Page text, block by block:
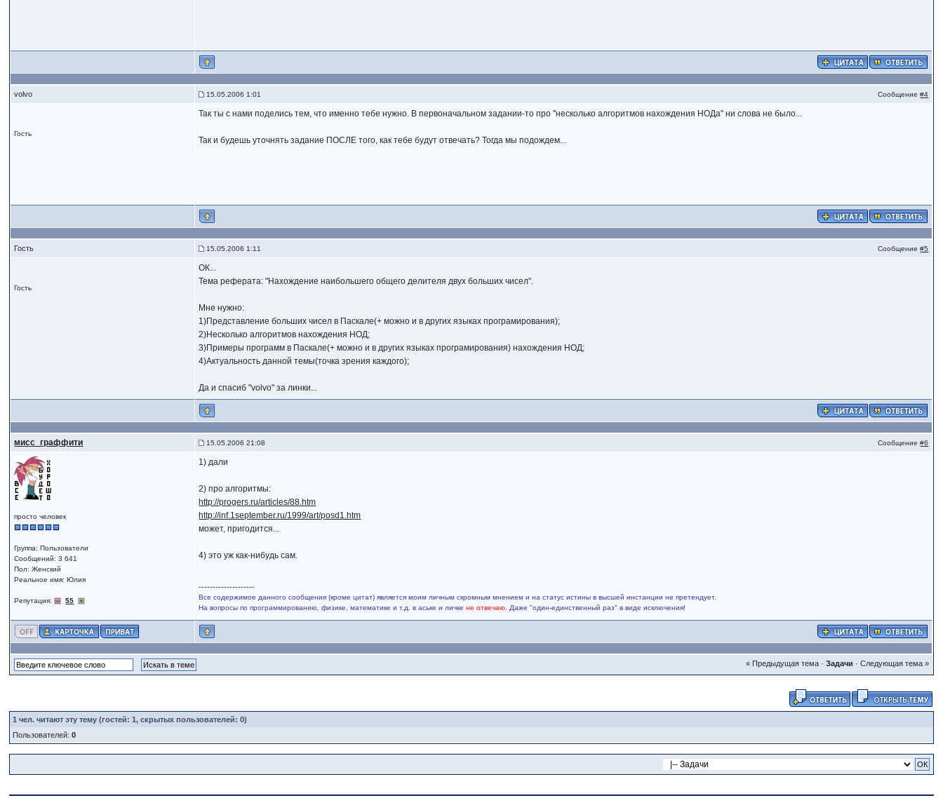
volvo 15.05.2006 1:01 Сообщение#4
Гость
Так ты с нами поделись тем, что именно тебе нужно. В первоначальном задании-то про "несколько алгоритмов нахождения НОДа" ни слова не было...
Так и будешь уточнять задание ПОСЛЕ того, как тебе будут отвечать? Тогда мы подождем...
Гость 15.05.2006 1:11 Сообщение#5
Гость
ОК...
Тема реферата: "Нахождение наибольшего общего делителя двух больших чисел".
Мне нужно:
1)Представление больших чисел в Паскале(+ можно и в других языках програмирования);
2)Несколько алгоритмов нахождения НОД;
3)Примеры программ в Паскале(+ можно и в других языках програмирования) нахождения НОД;
4)Актуальность данной темы(точка зрения каждого);
Да и спасиб "volvo" за линки...
мисс_граффити 15.05.2006 21:08 Сообщение#6
просто человек
Группа: Пользователи
Сообщений: 3 641
Пол: Женский
Реальное имя: Юлия
Репутация: 55
1) дали
2) про алгоритмы:
http://progers.ru/articles/88.htm
http://inf.1september.ru/1999/art/posd1.htm
может, пригодится...
4) это уж как-нибудь сам.
--------------------
Все содержимое данного сообщения (кроме цитат) является моим личным скромным мнением и на статус истины в высшей инстанции не претендует.
На вопросы по программированию, физике, математике и т.д. в аське и личкене отвечаю. Даже "один-единственный раз" в виде исключения!
« Предыдущая тема· Задачи · Следующая тема »
1 чел. читают эту тему (гостей: 1, скрытых пользователей: 0)
Пользователей:0